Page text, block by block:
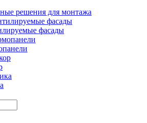
решения для монтажа
фасады